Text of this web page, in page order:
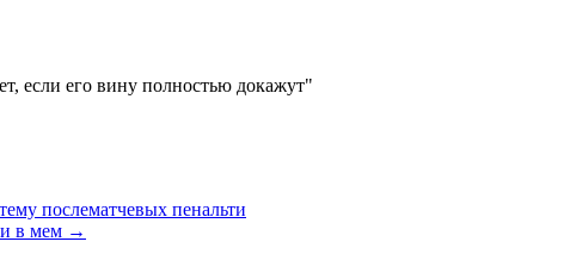
если его вину полностью докажут"
послематчевых пенальти
в мем →